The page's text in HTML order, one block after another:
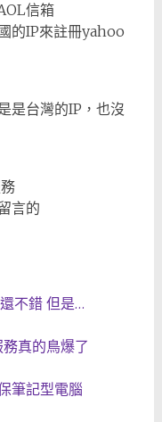
信箱
的IP來註冊yahoo
是台灣的IP，也沒
言的
不錯 但是…
真的鳥爆了
筆記型電腦